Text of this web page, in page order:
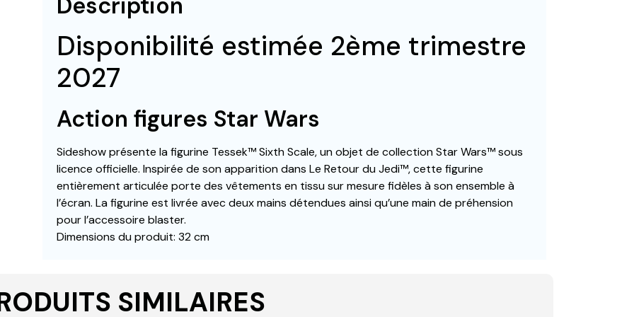
Disponibilité estimée 2ème trimestre
2027
Action figures Star Wars
Sideshow présente la figurine Tessek™ Sixth Scale, un objet de collection Star Wars™ sous
licence officielle. Inspirée de son apparition dans Le Retour du Jedi™, cette figurine
entièrement articulée porte des vêtements en tissu sur mesure fidèles à son ensemble à
l’écran. La figurine est livrée avec deux mains détendues ainsi qu’une main de préhension
pour l’accessoire blaster.
Dimensions du produit: 32 cm
SIMILAIRES